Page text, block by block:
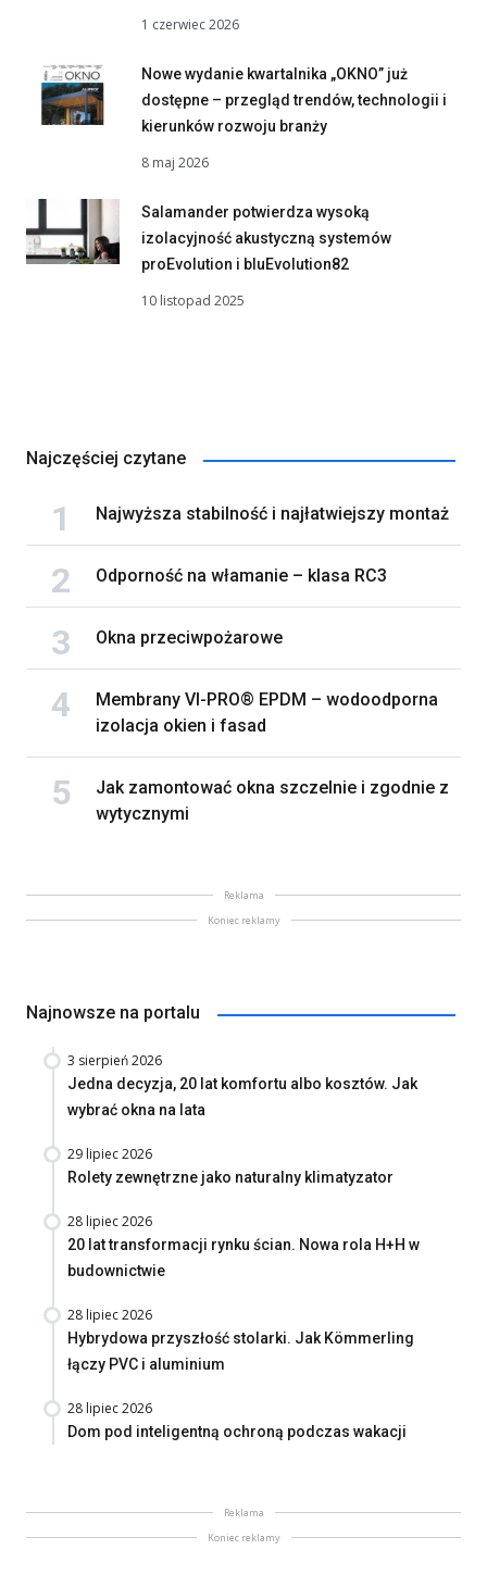
1 czerwiec 2026
Nowe wydanie kwartalnika „OKNO” już
dostępne – przegląd trendów, technologii i
kierunków rozwoju branży
8 maj 2026
Salamander potwierdza wysoką
izolacyjność akustyczną systemów
proEvolution i bluEvolution82
10 listopad 2025
Najczęściej czytane
Najwyższa stabilność i najłatwiejszy montaż
Odporność na włamanie – klasa RC3
Okna przeciwpożarowe
Membrany VI-PRO® EPDM – wodoodporna
izolacja okien i fasad
Jak zamontować okna szczelnie i zgodnie z
wytycznymi
Reklama
Koniec reklamy
Najnowsze na portalu
3 sierpień 2026
Jedna decyzja, 20 lat komfortu albo kosztów. Jak
wybrać okna na lata
29 lipiec 2026
Rolety zewnętrzne jako naturalny klimatyzator
28 lipiec 2026
20 lat transformacji rynku ścian. Nowa rola H+H w
budownictwie
28 lipiec 2026
Hybrydowa przyszłość stolarki. Jak Kömmerling
łączy PVC i aluminium
28 lipiec 2026
Dom pod inteligentną ochroną podczas wakacji
Reklama
Koniec reklamy